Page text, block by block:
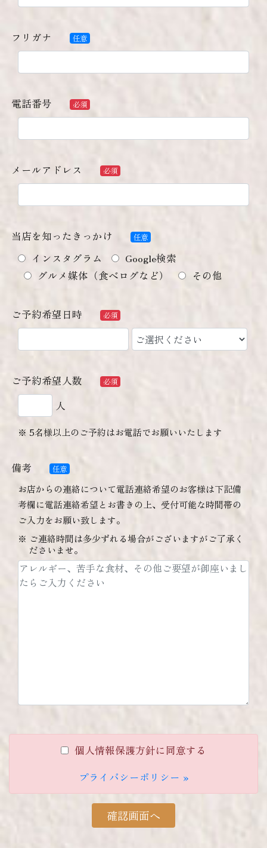
フリガナ 任意
電話番号 必須
メールアドレス 必須
当店を知ったきっかけ 任意
インスタグラム
Google検索
グルメ媒体（食べログなど）
その他
ご予約希望日時 必須
ご予約希望人数 必須
人
5名様以上のご予約はお電話でお願いいたします
備考 任意
お店からの連絡について電話連絡希望のお客様は下記備
考欄に電話連絡希望とお書きの上、受付可能な時間帯の
ご入力をお願い致します。
ご連絡時間は多少ずれる場合がございますがご了承く
ださいませ。
個人情報保護方針に同意する
プライバシーポリシー »
確認画面へ